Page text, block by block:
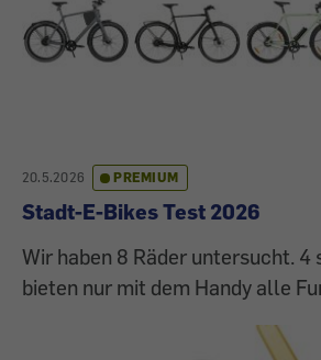
20.5.2026 PREMIUM
Stadt-E-Bikes Test 2026
Wir haben 8 Räder untersucht. 4
bieten nur mit dem Handy alle